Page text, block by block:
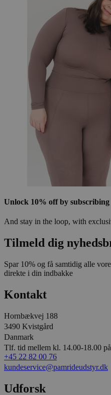
Unlock 10% off by
And stay in the loop, with
Tilmeld dig
Spar 10% og få samtidig alle
direkte i din indbakke
Kontakt
Hornbækvej 188
3490 Kvistgård
Danmark
Tlf. tid mellem kl. 14.00-18.00
+45 22 82 00 76
kundeservice@pamrideudstyr.dk
Udforsk